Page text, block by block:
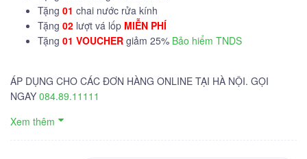
Tặng 01 chai nước rửa kính
Tặng 02 lượt vá lốp MIỄN PHÍ
Tặng 01 VOUCHER giảm 25% Bảo hiểm TNDS
ÁP DỤNG CHO CÁC ĐƠN HÀNG ONLINE TẠI HÀ NỘI. GỌI
NGAY 084.89.11111
Xem thêm